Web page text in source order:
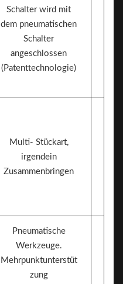
Schalter wird mit
dem pneumatischen
Schalter
angeschlossen
(Patenttechnologie)
Multi- Stückart,
irgendein
Zusammenbringen
Pneumatische
Werkzeuge.
Mehrpunktunterstüt
zung